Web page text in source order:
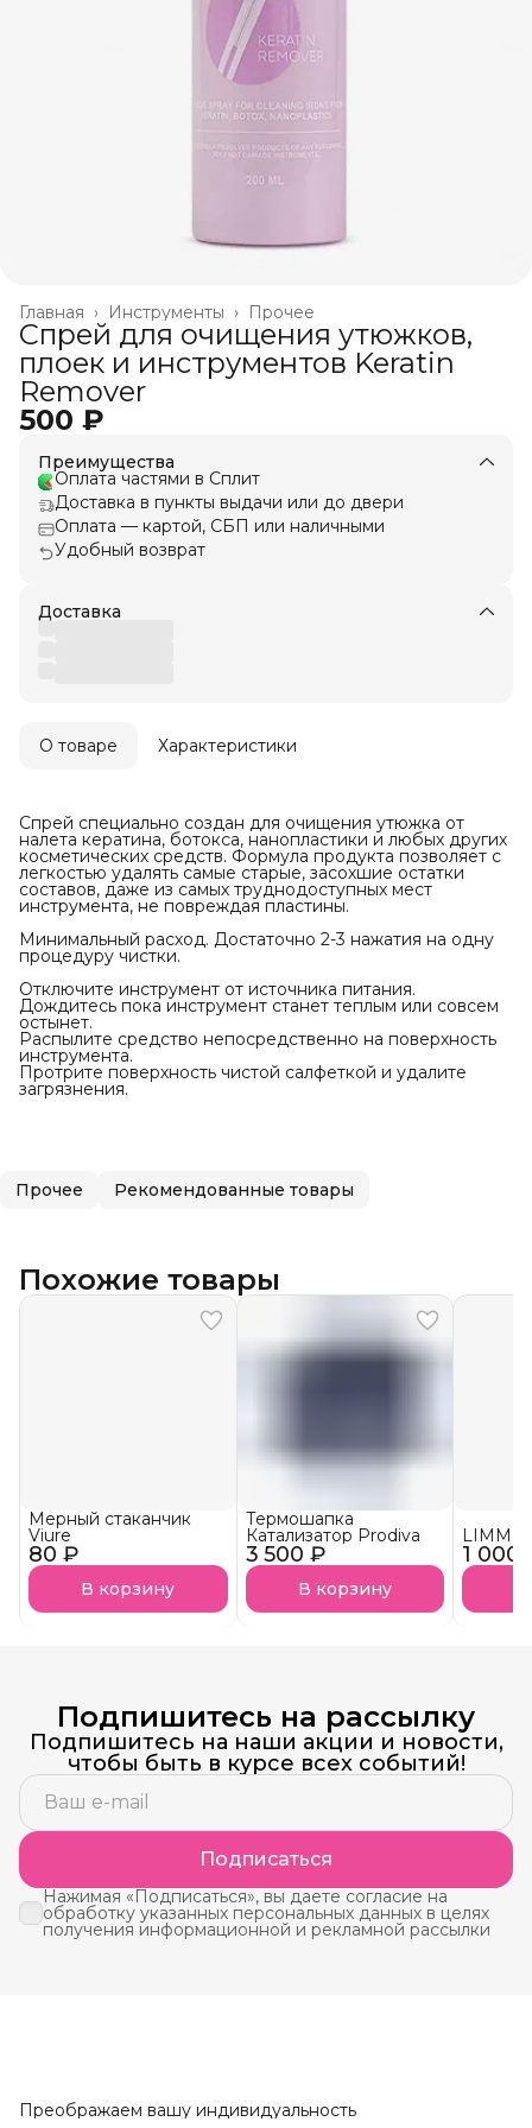
Прочее
Инструменты ›
Главная ›
Спрей для очищения утюжков,
плоек и инструментов Keratin
Remover
500 ₽
Преимущества
Оплата частями в Сплит
Доставка в пункты выдачи или до двери
Оплата — картой, СБП или наличными
Удобный возврат
Доставка
О товаре Характеристики
Спрей специально создан для очищения утюжка от
налета кератина, ботокса, нанопластики и любых других
косметических средств. Формула продукта позволяет с
легкостью удалять самые старые, засохшие остатки
составов, даже из самых труднодоступных мест
инструмента, не повреждая пластины.
Минимальный расход. Достаточно 2-3 нажатия на одну
процедуру чистки.
Отключите инструмент от источника питания.
Дождитесь пока инструмент станет теплым или совсем
остынет.
Распылите средство непосредственно на поверхность
инструмента.
Протрите поверхность чистой салфеткой и удалите
загрязнения.
Прочее Рекомендованные товары
Похожие товары
80 ₽
Мерный стаканчик
Viure
В корзину
3 500 ₽
Термошапка
Катализатор Prodiva
В корзину
1 000
LIMM
Подпишитесь на рассылку
Подпишитесь на наши акции и новости,
чтобы быть в курсе всех событий!
Подписаться
Нажимая «Подписаться», вы даете согласие на
обработку указанных персональных данных в целях
получения информационной и рекламной рассылки
Преображаем вашу индивидуальность